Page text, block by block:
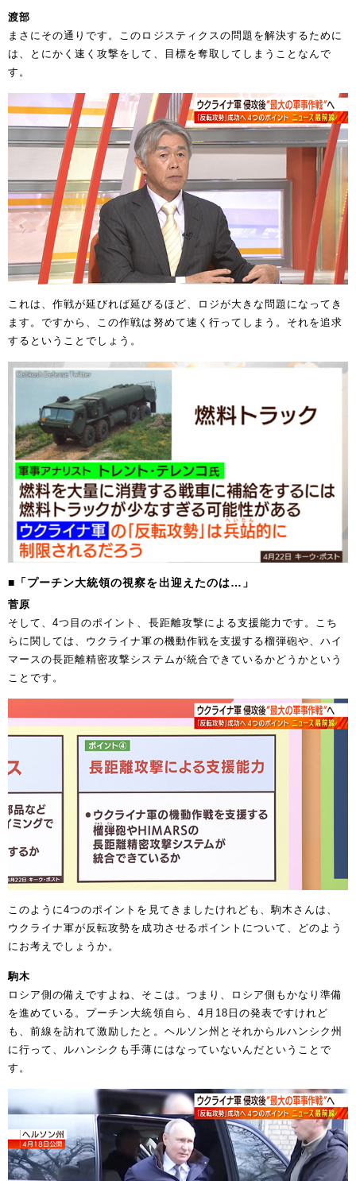
渡部
まさにその通りです。このロジスティクスの問題を解決するために
は、とにかく速く攻撃をして、目標を奪取してしまうことなんで
す。
これは、作戦が延びれば延びるほど、ロジが大きな問題になってき
ます。ですから、この作戦は努めて速く行ってしまう。それを追求
するということでしょう。
■「プーチン大統領の視察を出迎えたのは…」
菅原
そして、4つ目のポイント、長距離攻撃による支援能力です。こち
らに関しては、ウクライナ軍の機動作戦を支援する榴弾砲や、ハイ
マースの長距離精密攻撃システムが統合できているかどうかという
ことです。
このように4つのポイントを見てきましたけれども、駒木さんは、
ウクライナ軍が反転攻勢を成功させるポイントについて、どのよう
にお考えでしょうか。
駒木
ロシア側の備えですよね、そこは。つまり、ロシア側もかなり準備
を進めている。プーチン大統領自ら、4月18日の発表ですけれど
も、前線を訪れて激励したと。ヘルソン州とそれからルハンシク州
に行って、ルハンシクも手薄にはなっていないんだということで
す。